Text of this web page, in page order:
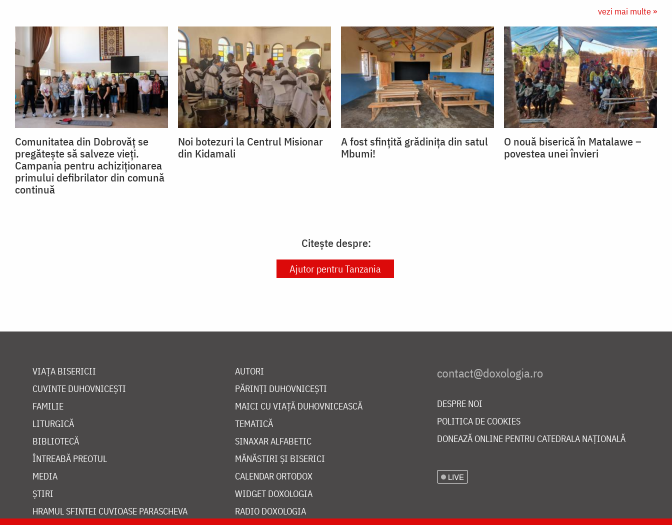
vezi mai multe »
Comunitatea din Dobrovăț se
pregătește să salveze vieți.
Campania pentru achiziționarea
primului defibrilator din comună
continuă
Noi botezuri la Centrul Misionar
din Kidamali
A fost sfințită grădinița din satul
Mbumi!
O nouă biserică în Matalawe –
povestea unei învieri
Citește despre:
Ajutor pentru Tanzania
VIAȚA BISERICII
CUVINTE DUHOVNICEȘTI
FAMILIE
LITURGICĂ
BIBLIOTECĂ
ÎNTREABĂ PREOTUL
MEDIA
ȘTIRI
HRAMUL SFINTEI CUVIOASE PARASCHEVA
AUTORI
PĂRINȚI DUHOVNICEȘTI
MAICI CU VIAȚĂ DUHOVNICEASCĂ
TEMATICĂ
SINAXAR ALFABETIC
MĂNĂSTIRI ȘI BISERICI
CALENDAR ORTODOX
WIDGET DOXOLOGIA
RADIO DOXOLOGIA
DESPRE NOI
POLITICA DE COOKIES
DONEAZĂ ONLINE PENTRU CATEDRALA NAȚIONALĂ
LIVE